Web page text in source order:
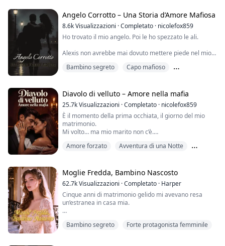
a Cassandra. Spogliata del...
Angelo Corrotto – Una Storia d’Amore Mafiosa
8.6kVisualizzazioni ·Completato · nicolefox859
Ho trovato il mio angelo. Poi le ho spezzato le ali.
Alexis non avrebbe mai dovuto mettere piede nel mio
Uomini come me macchiano ragazze come lei. Le
Ma non sa quanto a fondo arrivi la mia oscurità.
Era meglio così: averla presa per una notte e poi
lasciarmela alle spalle.
Qualunque cosa oltr...
Bambino segreto
Capo mafioso
Diavolo di velluto – Amore nella mafia
25.7kVisualizzazioni ·Completato · nicolefox859
È il momento della prima occhiata, il giorno del mio
matrimonio.
Mi volto… ma mio marito non c’è.
Al suo posto, vedo lo sconosciuto che mi ha rovinato la
Ecco la storia:
sei anni fa ero al peggior primo appuntamento della
storia. Un appuntamento al buio con uno stronzo che
non accettava un no come risposta. Poi è piombato lui,
uno sconosciuto bellissimo. Mi ha salvata. E si è seduto,
c...
Amore forzato
Avventura di una Notte
Moglie Fredda, Bambino Nascosto
62.7kVisualizzazioni ·Completato · Harper
Cinque anni di matrimonio gelido mi avevano resa
un’estranea in casa mia.
portando con me il bambino di cui lui non aveva mai
Bambino segreto
Forte protagonista femminile